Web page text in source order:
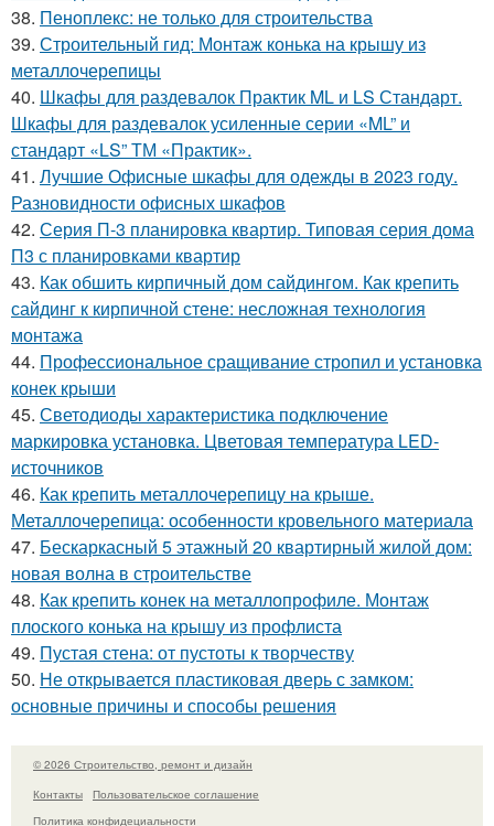
38. Пеноплекс: не только для строительства
39. Строительный гид: Монтаж конька на крышу из
металлочерепицы
40. Шкафы для раздевалок Практик ML и LS Стандарт.
Шкафы для раздевалок усиленные серии «ML” и
стандарт «LS” ТМ «Практик».
41. Лучшие Офисные шкафы для одежды в 2023 году.
Разновидности офисных шкафов
42. Серия П-3 планировка квартир. Типовая серия дома
П3 с планировками квартир
43. Как обшить кирпичный дом сайдингом. Как крепить
сайдинг к кирпичной стене: несложная технология
монтажа
44. Профессиональное сращивание стропил и установка
конек крыши
45. Светодиоды характеристика подключение
маркировка установка. Цветовая температура LED-
источников
46. Как крепить металлочерепицу на крыше.
Металлочерепица: особенности кровельного материала
47. Бескаркасный 5 этажный 20 квартирный жилой дом:
новая волна в строительстве
48. Как крепить конек на металлопрофиле. Монтаж
плоского конька на крышу из профлиста
49. Пустая стена: от пустоты к творчеству
50. Не открывается пластиковая дверь с замком:
основные причины и способы решения
© 2026 Строительство, ремонт и дизайн
Контакты
Пользовательское соглашение
Политика конфидециальности